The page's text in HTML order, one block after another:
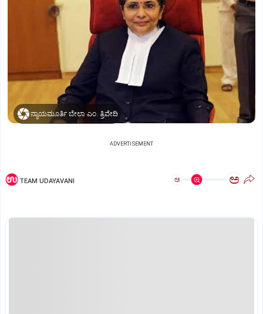
ನ್ಯಾಯಮೂರ್ತಿ ಬೇಲಾ ಎಂ. ತ್ರಿವೇದಿ
ADVERTISEMENT
TEAM UDAYAVANI ಅ ಅ